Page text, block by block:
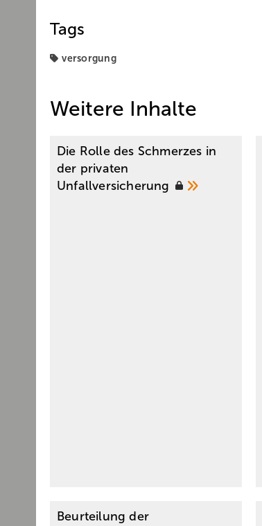
Tags
versorgung
Weitere Inhalte
Die Rolle des Schmerzes in
der privaten
Unfallversicherung
Beurteilung der